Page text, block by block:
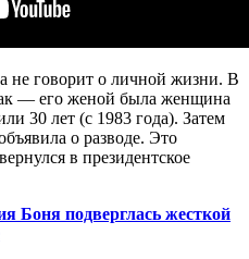
не говорит о личной жизни. В
— его женой была женщина
30 лет (с 1983 года). Затем
о разводе. Это
в президентское
Боня подверглась жесткой